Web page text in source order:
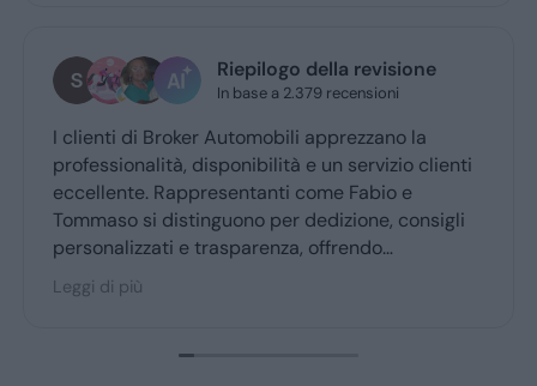
stefano de benedetto
1 giorno fa
Grazie mille a Daniele e luca... gentilissimi e
professionali...grazie👍